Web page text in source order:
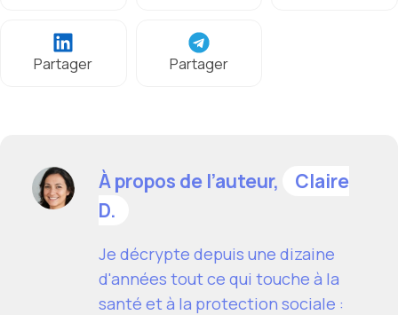
Partager Partager
À propos de l’auteur,
Claire
D.
Je décrypte depuis une dizaine
d'années tout ce qui touche à la
santé et à la protection sociale :